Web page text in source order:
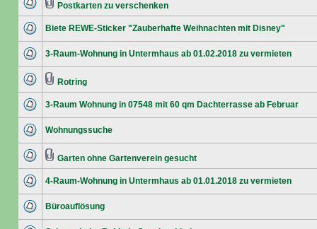
Postkarten zu verschenken
Biete REWE-Sticker "Zauberhafte Weihnachten mit Disney"
3-Raum-Wohnung in Untermhaus ab 01.02.2018 zu vermieten
Rotring
3-Raum Wohnung in 07548 mit 60 qm Dachterrasse ab Februar
Wohnungssuche
Garten ohne Gartenverein gesucht
4-Raum-Wohnung in Untermhaus ab 01.01.2018 zu vermieten
Büroauflösung